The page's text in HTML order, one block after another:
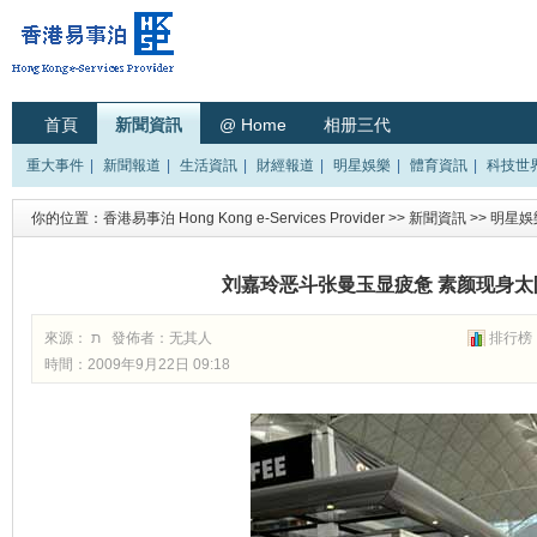
首頁 新聞資訊 @ Home 相册三代
重大事件 新聞報道 生活資訊 財經報道 明星娛樂 體育資訊 科技世
你的位置： 香港易事泊 Hong Kong e-Services Provider >> 新聞資訊 >> 明星娛
刘嘉玲恶斗张曼玉显疲惫 素颜现身
排行榜 來源： ת 發佈者： 无其人
時間：2009年9月22日 09:18